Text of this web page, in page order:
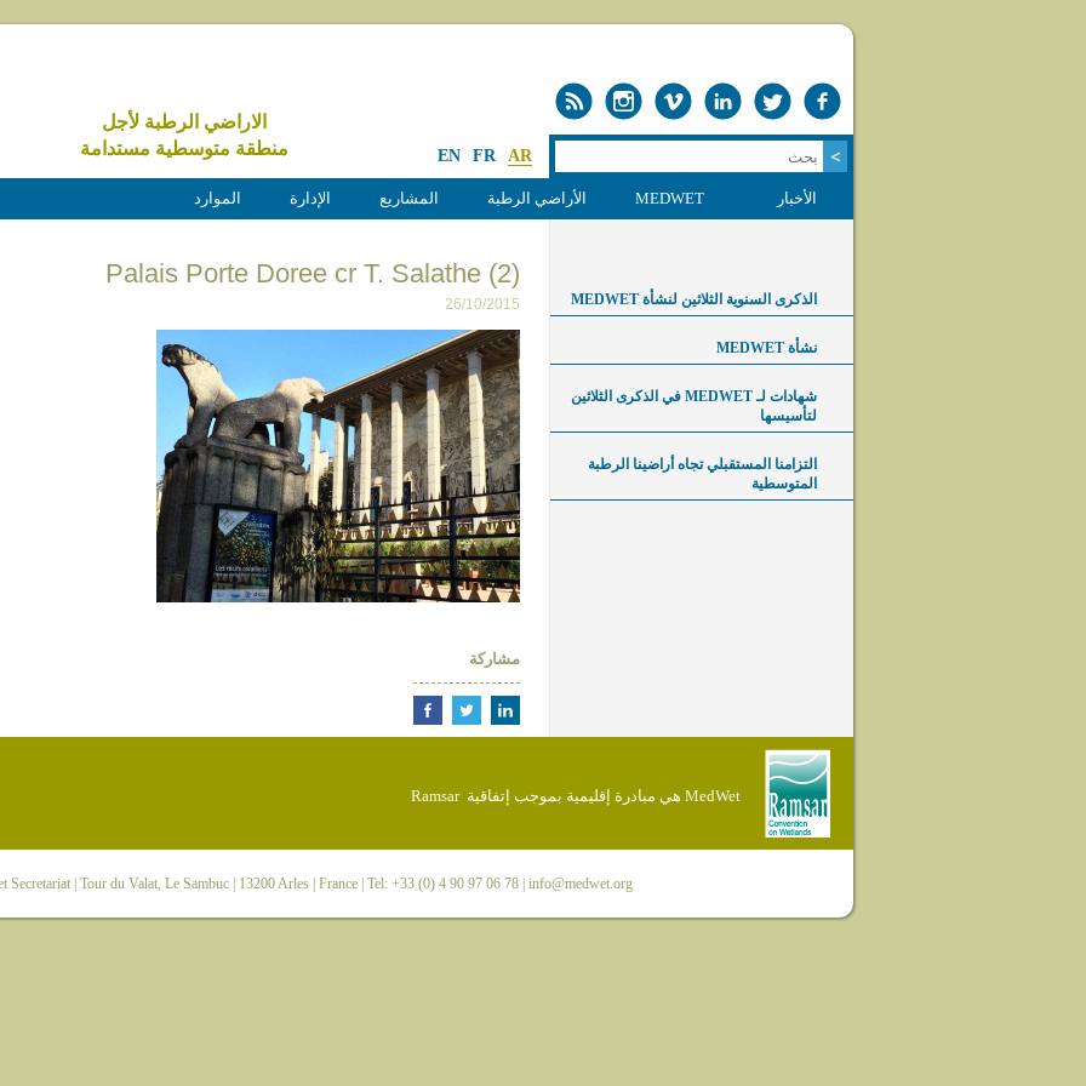
الاراضي الرطبة لأجل
منطقة متوسطية مستدامة
EN FR AR
الأخبار MEDWET الأراضي الرطبة المشاريع الإدارة الموارد
Palais Porte Doree cr T. Salathe (2)
26/10/2015
مشاركة
الذكرى السنوية الثلاثين لنشأة MEDWET
نشأة MEDWET
شهادات لـ MEDWET في الذكرى الثلاثين
لتأسيسها
التزامنا المستقبلي تجاه أراضينا الرطبة
المتوسطية
MedWet هي مبادرة إقليمية بموجب إتفاقية Ramsar
Secretariat| Tour du Valat, Le Sambuc | 13200 Arles | France | Tel: +33 (0) 4 90 97 06 78 | info@medwet.org